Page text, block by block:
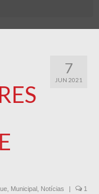
7
JUN 2021
Municipal Notícias | 1